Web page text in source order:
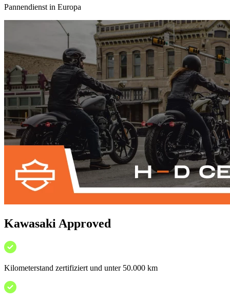
Pannendienst in Europa
Kawasaki Approved
Kilometerstand zertifiziert und unter 50.000 km